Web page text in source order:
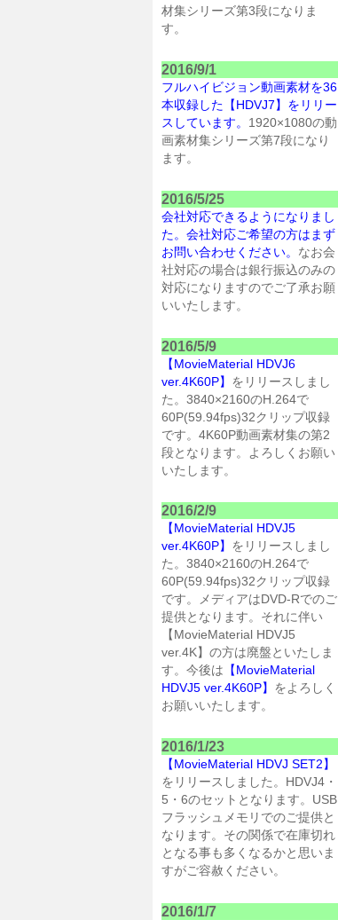
材集シリーズ第3段になりま
す。
2016/9/1
フルハイビジョン動画素材を36
本収録した【HDVJ7】をリリー
スしています。 1920×1080の動
画素材集シリーズ第7段になり
ます。
2016/5/25
会社対応できるようになりまし
た。会社対応ご希望の方はまず
お問い合わせください。 なお会
社対応の場合は銀行振込のみの
対応になりますのでご了承お願
いいたします。
2016/5/9
【MovieMaterial HDVJ6
ver.4K60P】 をリリースしまし
た。3840×2160のH.264で
60P(59.94fps)32クリップ収録
です。4K60P動画素材集の第2
段となります。よろしくお願い
いたします。
2016/2/9
【MovieMaterial HDVJ5
ver.4K60P】 をリリースしまし
た。3840×2160のH.264で
60P(59.94fps)32クリップ収録
です。メディアはDVD-Rでのご
提供となります。それに伴い
【MovieMaterial HDVJ5
ver.4K】の方は廃盤といたしま
す。今後は 【MovieMaterial
HDVJ5 ver.4K60P】 をよろしく
お願いいたします。
2016/1/23
【MovieMaterial HDVJ SET2】
をリリースしました。HDVJ4・
5・6のセットとなります。USB
フラッシュメモリでのご提供と
なります。その関係で在庫切れ
となる事も多くなるかと思いま
すがご容赦ください。
2016/1/7